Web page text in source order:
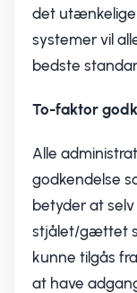
det
systemer vil
bedste
To-faktor
Alle
godkendelse
betyder at
stjålet/gættet
kunne tilgås
at have